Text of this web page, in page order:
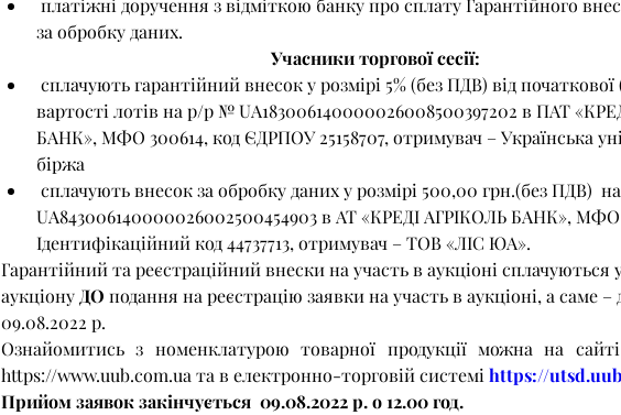
за обробку даних.
Учасники торгової сесії:
вартості лотів на р/р № UA183006140000026008500397202 в ПАТ
БАНК», МФО 300614, код ЄДРПОУ 25158707, отримувач – Українська
біржа
UA843006140000026002500454903 в АТ «КРЕДІ АГРІКОЛЬ БАНК», МФО
Ідентифікаційний код 44737713, отримувач – ТОВ «ЛІС ЮА».
Гарантійний та реєстраційний внески на участь в аукціоні сплачуються
аукціону ДО подання на реєстрацію заявки на участь в аукціоні, а саме –
09.08.2022 р.
Ознайомитись з номенклатурою товарної продукції можна на
https://www.uub.com.ua та в електронно-торговій системі https://
Прийом заявок закінчується  09.08.2022 р. о 12.00 год.